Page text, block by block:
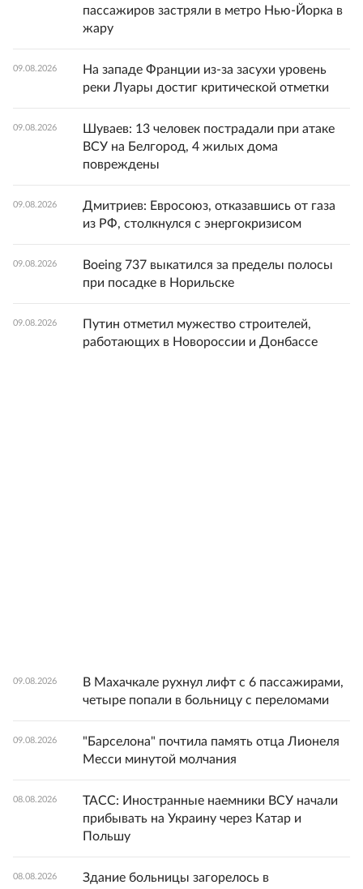
пассажиров застряли в метро Нью-Йорка в
жару
09.08.2026
На западе Франции из-за засухи уровень
реки Луары достиг критической отметки
09.08.2026
Шуваев: 13 человек пострадали при атаке
ВСУ на Белгород, 4 жилых дома
повреждены
09.08.2026
Дмитриев: Евросоюз, отказавшись от газа
из РФ, столкнулся с энергокризисом
09.08.2026
Boeing 737 выкатился за пределы полосы
при посадке в Норильске
09.08.2026
Путин отметил мужество строителей,
работающих в Новороссии и Донбассе
09.08.2026
В Махачкале рухнул лифт с 6 пассажирами,
четыре попали в больницу с переломами
09.08.2026
"Барселона" почтила память отца Лионеля
Месси минутой молчания
08.08.2026
ТАСС: Иностранные наемники ВСУ начали
прибывать на Украину через Катар и
Польшу
08.08.2026 Здание больницы загорелось в